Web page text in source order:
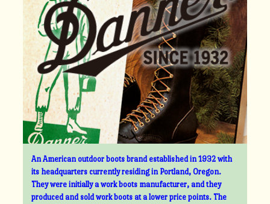
An American outdoor boots brand established in 1932 with
its headquarters currently residing in Portland, Oregon.
They were initially a work boots manufacturer, and they
produced and sold work boots at a lower price points. The